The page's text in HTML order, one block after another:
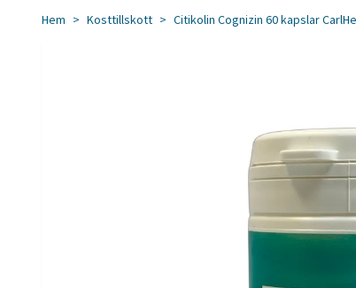
Hem Kosttillskott Citikolin Cognizin 60 kapslar